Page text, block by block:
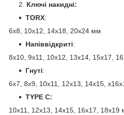
Ключі накидні:
TORX:
6х8, 10х12, 14х18, 20х24 мм
Напіввідкриті:
8х10, 9х11, 10х12, 13х14, 15х17,
Гнуті:
6x7, 8x9, 10x11, 12x13, 14x15,
TYPE C:
10x11, 12x13, 14x15, 16x17, 18x19